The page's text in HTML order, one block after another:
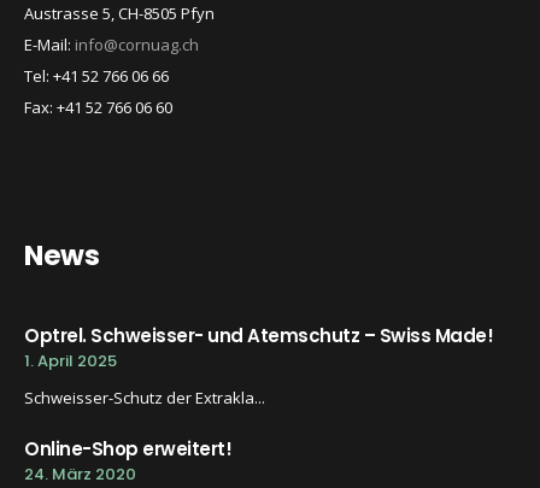
Austrasse 5, CH-8505 Pfyn
E-Mail: info@cornuag.ch
Tel: +41 52 766 06 66
Fax: +41 52 766 06 60
News
Optrel. Schweisser- und Atemschutz – Swiss Made!
1. April 2025
Schweisser-Schutz der Extrakla...
Online-Shop erweitert!
24. März 2020